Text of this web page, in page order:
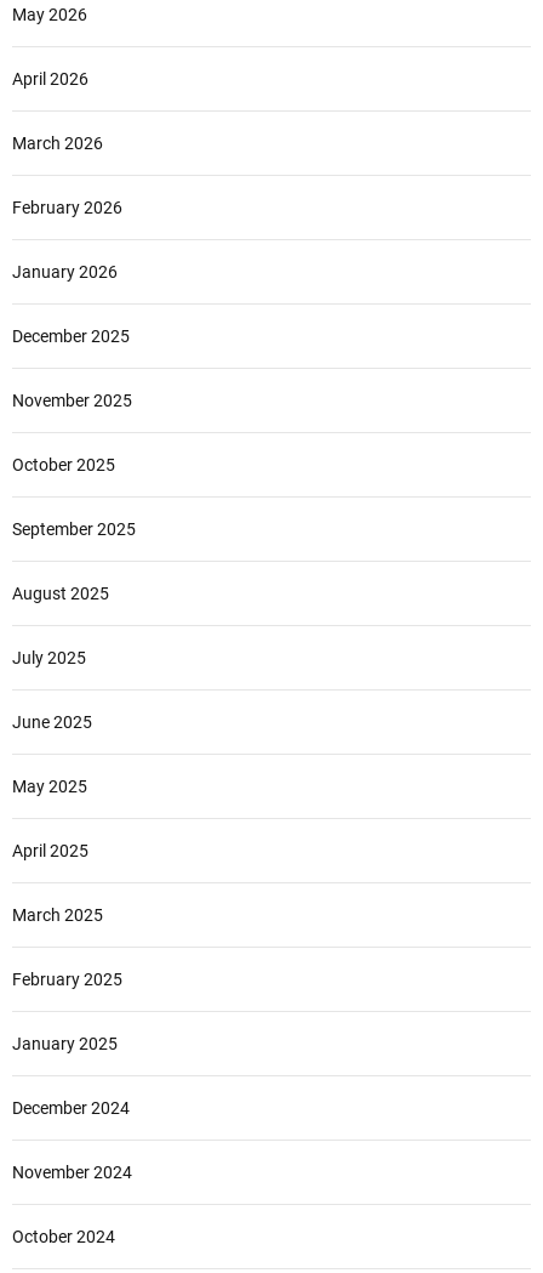
May 2026
April 2026
March 2026
February 2026
January 2026
December 2025
November 2025
October 2025
September 2025
August 2025
July 2025
June 2025
May 2025
April 2025
March 2025
February 2025
January 2025
December 2024
November 2024
October 2024